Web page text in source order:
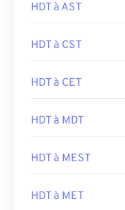
HDT à AST
HDT à CST
HDT à CET
HDT à MDT
HDT à MEST
HDT à MET